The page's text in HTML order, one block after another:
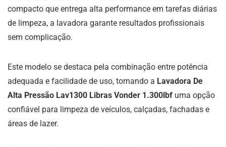
compacto que entrega alta performance em tarefas diárias
de limpeza, a lavadora garante resultados profissionais
sem complicação.
Este modelo se destaca pela combinação entre potência
adequada e facilidade de uso, tornando a Lavadora De
Alta Pressão Lav1300 Libras Vonder 1.300lbf uma opção
confiável para limpeza de veículos, calçadas, fachadas e
áreas de lazer.